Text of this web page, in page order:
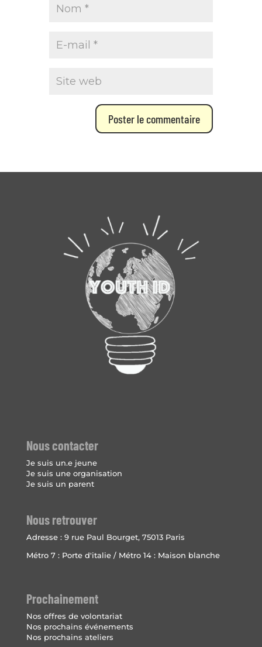
Nous contacter
Je suis un.e jeune
Je suis une organisation
Je suis un parent
Nous retrouver
Adresse : 9 rue Paul Bourget, 75013 Paris
Métro 7 : Porte d'italie / Métro 14 : Maison blanche
Prochainement
Nos offres de volontariat
Nos prochains événements
Nos prochains ateliers